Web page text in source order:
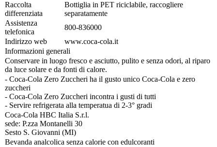
Raccolta
differenziata
Bottiglia in PET riciclabile, raccogliere
separatamente
Assistenza
telefonica
800-836000
Indirizzo web
www.coca-cola.it
Informazioni generali
Conservare in luogo fresco e asciutto, pulito e senza odori, al riparo
da luce solare e da fonti di calore.
- Coca-Cola Zero Zuccheri ha il gusto unico Coca-Cola e zero
zuccheri
- Coca-Cola Zero Zuccheri incontra i gusti di tutti
- Servire refrigerata alla temperatua di 2-3° gradi
Coca-Cola HBC Italia S.r.l.
sede: P.zza Montanelli 30
Sesto S. Giovanni (MI)
Bevanda analcolica senza calorie con edulcoranti